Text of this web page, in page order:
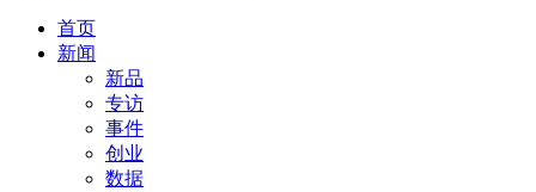
首页
新闻
新品
专访
事件
创业
数据